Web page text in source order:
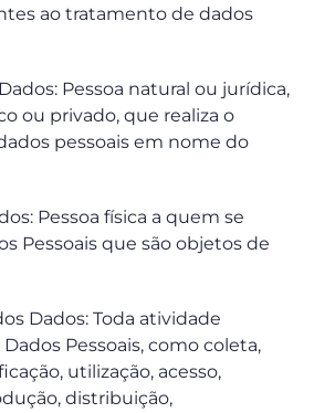
ao tratamento de dados
Pessoa natural ou jurídica,
ou privado, que realiza o
pessoais em nome do
Pessoa física a quem se
Pessoais que são objetos de
Dados: Toda atividade
Pessoais, como coleta,
utilização, acesso,
distribuição,